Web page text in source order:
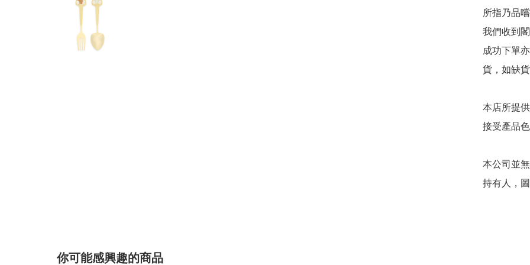
所指乃品
我們收到
成功下單
貨，如缺
本店所提
接受產品
本公司並
持有人，
你可能感興趣的商品